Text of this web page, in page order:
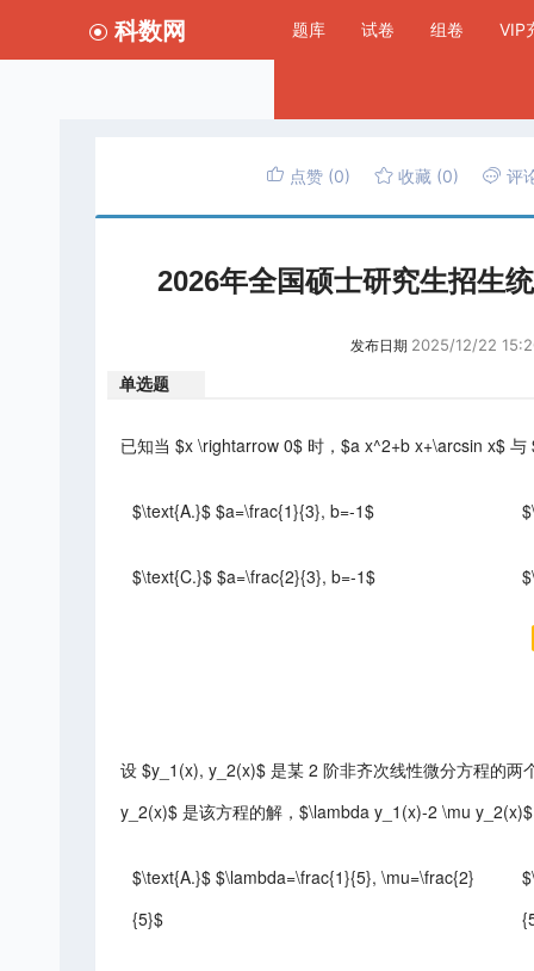
科数网 题库 试卷 组卷 VIP
点赞 (0) 收藏 (0) 评
2026年全国硕士研究生招生
发布日期 2025/12/22
单选题
已知当 $x \rightarrow 0$ 时，$a x^2+b x+\arcsin x$
$\text{A.}$ $a=\frac{1}{3}, b=-1$
$\text{C.}$ $a=\frac{2}{3}, b=-1$
设 $y_1(x), y_2(x)$ 是某 2 阶非齐次线性微分方程的
y_2(x)$ 是该方程的解，$\lambda y_1(x)-2 \mu
$\text{A.}$ $\lambda=\frac{1}{5}, \mu=\frac{2}
{5}$